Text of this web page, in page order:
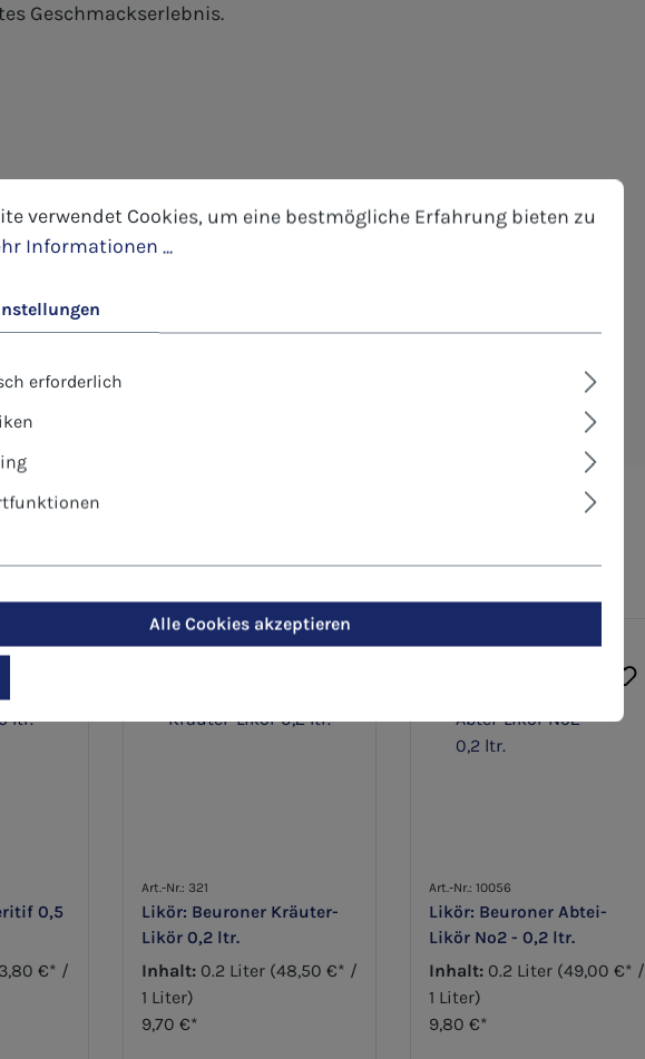
Geschmackserlebnis.
0,5
€* /
Art.-Nr.: 321
Likör: Beuroner Kräuter-
Likör 0,2 ltr.
Inhalt: 0.2 Liter (48,50 €* /
1 Liter)
9,70 €*
Art.-Nr.: 10056
Likör: Beuroner Abtei-
Likör No2 - 0,2 ltr.
Inhalt: 0.2 Liter (49,00 €* /
1 Liter)
9,80 €*
verwendet Cookies, um eine bestmögliche Erfahrung bieten zu können.
verwendet Cookies, um eine bestmögliche Erfahrung bieten zu
Informationen ...
erforderlich
Alle Cookies akzeptieren